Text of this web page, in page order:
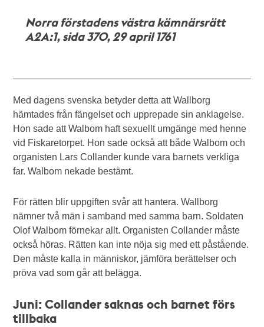
Norra förstadens västra kämnärsrätt
A2A:1, sida 370, 29 april 1761
Med dagens svenska betyder detta att Wallborg
hämtades från fängelset och upprepade sin anklagelse.
Hon sade att Walbom haft sexuellt umgänge med henne
vid Fiskaretorpet. Hon sade också att både Walbom och
organisten Lars Collander kunde vara barnets verkliga
far. Walbom nekade bestämt.
För rätten blir uppgiften svår att hantera. Wallborg
nämner två män i samband med samma barn. Soldaten
Olof Walbom förnekar allt. Organisten Collander måste
också höras. Rätten kan inte nöja sig med ett påstående.
Den måste kalla in människor, jämföra berättelser och
pröva vad som går att belägga.
Juni: Collander saknas och barnet förs
tillbaka